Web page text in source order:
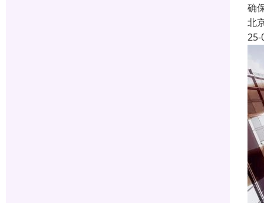
确
北
25-